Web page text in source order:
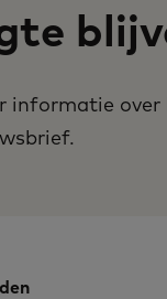
informatie over